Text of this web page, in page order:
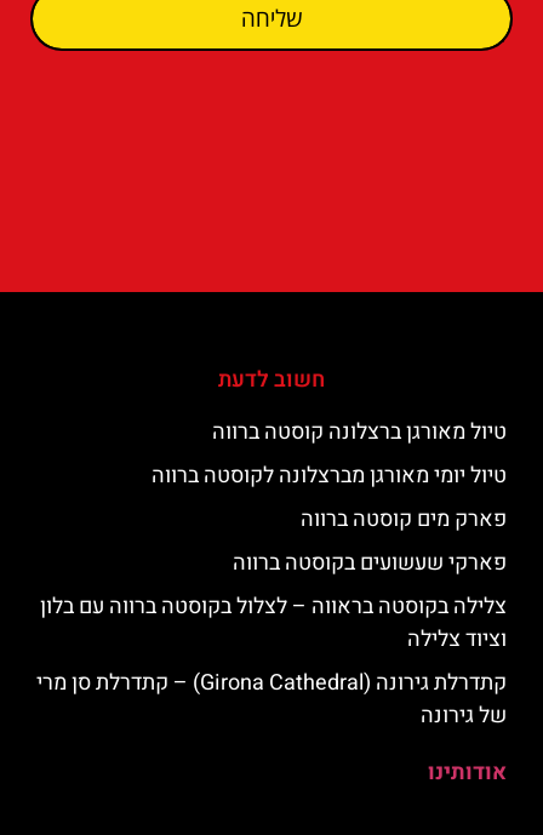
שליחה
חשוב לדעת
טיול מאורגן ברצלונה קוסטה ברווה
טיול יומי מאורגן מברצלונה לקוסטה ברווה
פארק מים קוסטה ברווה
פארקי שעשועים בקוסטה ברווה
צלילה בקוסטה בראווה – לצלול בקוסטה ברווה עם בלון
וציוד צלילה
קתדרלת גירונה (Girona Cathedral) – קתדרלת סן מרי
של גירונה
אודותינו